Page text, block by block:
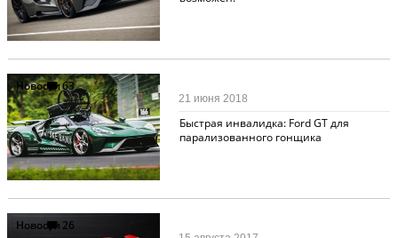
Новости63
Быстрая инвалидка: Ford GT для
парализованного гонщика
21 июня 2018
Новости26